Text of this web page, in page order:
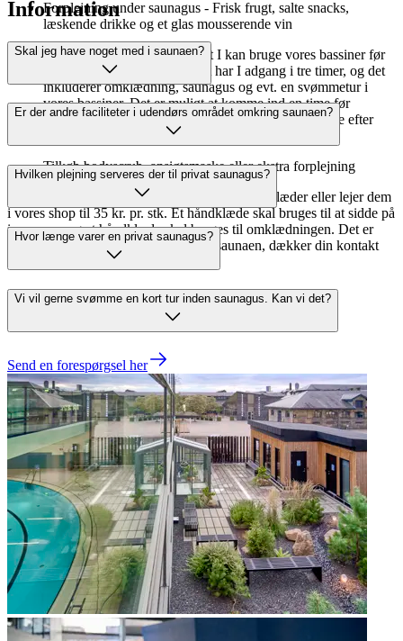
Forplejning under saunagus - Frisk frugt, salte snacks,
læskende drikke og et glas mousserende vin
Derudover er der adgang til at I kan bruge vores bassiner før
eller efter saunagusen. Samlet har I adgang i tre timer, og det
inkluderer omklædning, saunagus og evt. en svømmetur i
vores bassiner. Det er muligt at komme ind en time før
saunagusen starter, og udgang skal ske senest en time efter
Tilkøb bodyscrub, ansigtsmaske eller ekstra forplejning
Vi anbefaler, at man enten medbringer to håndklæder eller lejer dem
i vores shop til 35 kr. pr. stk. Et håndklæde skal bruges til at sidde på
i saunaen, og et håndklæde skal bruges til omklædningen. Det er
vigtigt, at håndklædet, der benyttes i saunaen, dækker din kontakt
Information
Skal jeg have noget med i saunaen?
Er der andre faciliteter i udendørs området omkring saunaen?
Hvilken plejning serveres der til privat saunagus?
Hvor længe varer en privat saunagus?
Vi vil gerne svømme en kort tur inden saunagus. Kan vi det?
Send en forespørgsel her